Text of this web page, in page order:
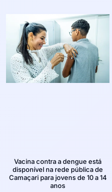
Vacina contra a dengue está
disponível na rede pública de
Camaçari para jovens de 10 a 14
anos